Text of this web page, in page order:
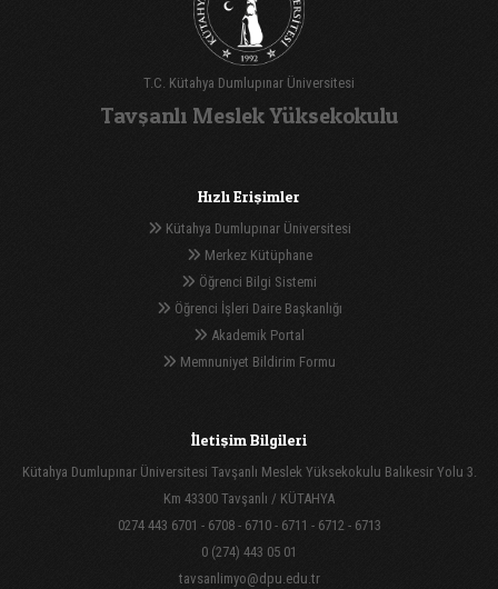
T.C. Kütahya Dumlupınar Üniversitesi
Tavşanlı Meslek Yüksekokulu
Hızlı Erişimler
Kütahya Dumlupınar Üniversitesi
Merkez Kütüphane
Öğrenci Bilgi Sistemi
Öğrenci İşleri Daire Başkanlığı
Akademik Portal
Memnuniyet Bildirim Formu
İletişim Bilgileri
Kütahya Dumlupınar Üniversitesi Tavşanlı Meslek Yüksekokulu Balıkesir Yolu 3.
Km 43300 Tavşanlı / KÜTAHYA
0274 443 6701 - 6708 - 6710 - 6711 - 6712 - 6713
0 (274) 443 05 01
tavsanlimyo@dpu.edu.tr